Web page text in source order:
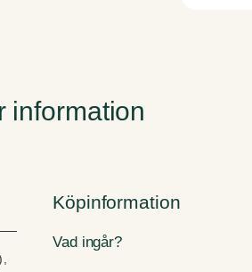
information
Köpinformation
Vad ingår?